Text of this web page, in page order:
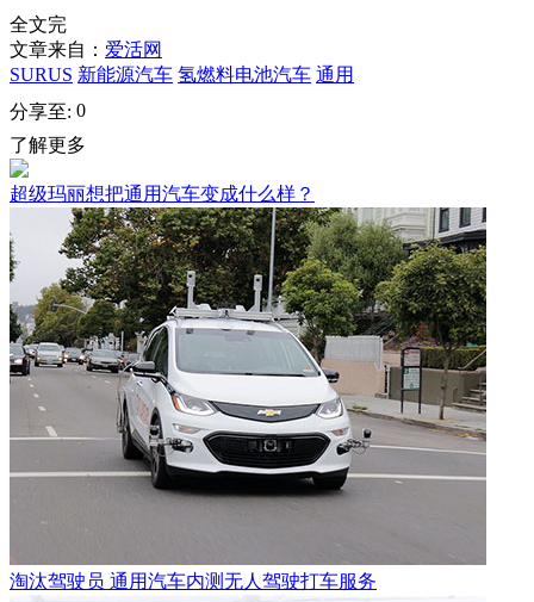
全文完
文章来自： 爱活网
SURUS 新能源汽车 氢燃料电池汽车 通用
分享至: 0
了解更多
超级玛丽想把通用汽车变成什么样？
淘汰驾驶员 通用汽车内测无人驾驶打车服务